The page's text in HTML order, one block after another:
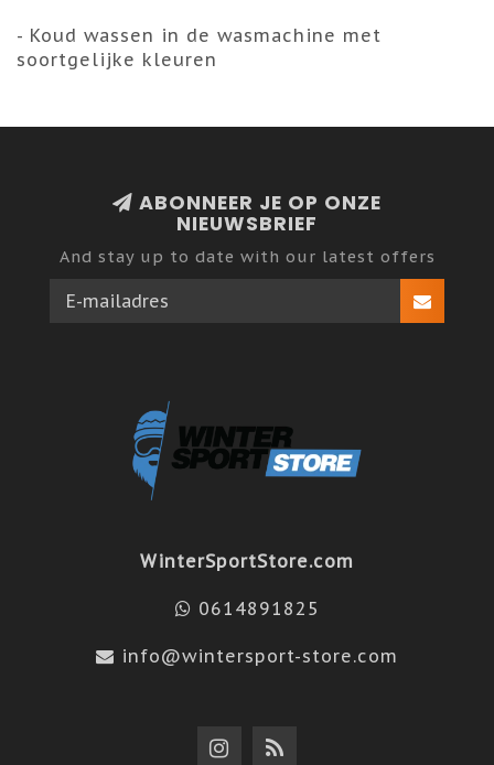
- Koud wassen in de wasmachine met
soortgelijke kleuren
ABONNEER JE OP ONZE
NIEUWSBRIEF
And stay up to date with our latest offers
WinterSportStore.com
0614891825
info@wintersport-store.com